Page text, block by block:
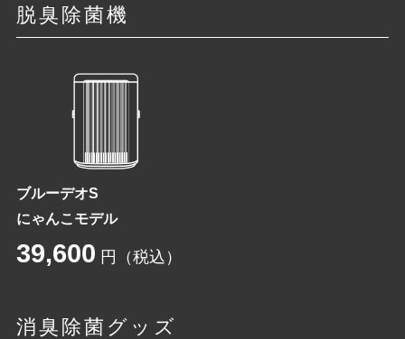
脱臭除菌機
ブルーデオS
にゃんこモデル
39,600 円（税込）
消臭除菌グッズ